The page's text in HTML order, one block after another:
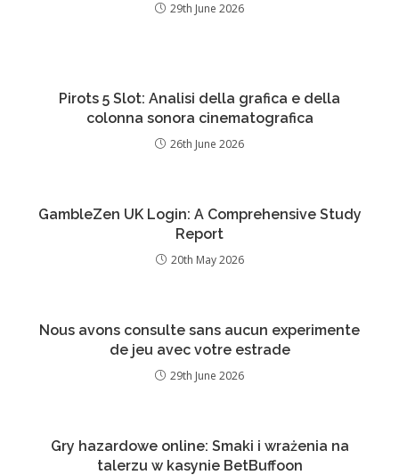
29th June 2026
Pirots 5 Slot: Analisi della grafica e della
colonna sonora cinematografica
26th June 2026
GambleZen UK Login: A Comprehensive Study
Report
20th May 2026
Nous avons consulte sans aucun experimente
de jeu avec votre estrade
29th June 2026
Gry hazardowe online: Smaki i wrażenia na
talerzu w kasynie BetBuffoon